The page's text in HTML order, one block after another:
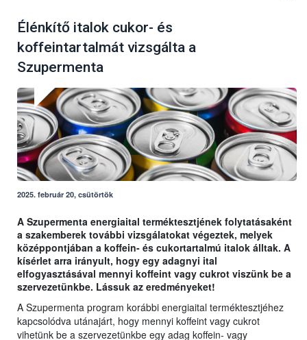
Élénkítő italok cukor- és
koffeintartalmát vizsgálta a
Szupermenta
2025. február 20, csütörtök
A Szupermenta energiaital terméktesztjének folytatásaként
a szakemberek további vizsgálatokat végeztek, melyek
középpontjában a koffein- és cukortartalmú italok álltak. A
kísérlet arra irányult, hogy egy adagnyi ital
elfogyasztásával mennyi koffeint vagy cukrot viszünk be a
szervezetünkbe. Lássuk az eredményeket!
A Szupermenta program korábbi energiaital terméktesztjéhez
kapcsolódva utánajárt, hogy mennyi koffeint vagy cukrot
vihetünk be a szervezetünkbe egy adag koffein- vagy